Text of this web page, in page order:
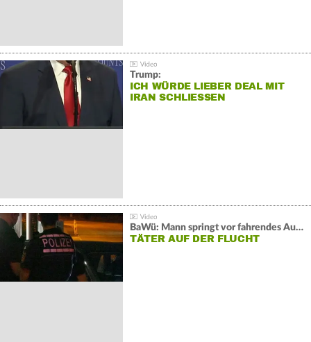
Trump:
ICH WÜRDE LIEBER DEAL MIT
IRAN SCHLIESSEN
BaWü: Mann springt vor fahrendes Auto und schießt
TÄTER AUF DER FLUCHT